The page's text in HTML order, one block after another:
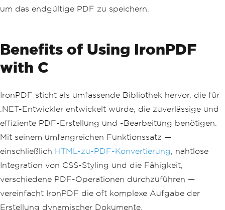
um das endgültige PDF zu speichern.
Benefits of Using IronPDF
with C
IronPDF sticht als umfassende Bibliothek hervor, die für
.NET-Entwickler entwickelt wurde, die zuverlässige und
effiziente PDF-Erstellung und -Bearbeitung benötigen.
Mit seinem umfangreichen Funktionssatz —
einschließlich HTML-zu-PDF-Konvertierung, nahtlose
Integration von CSS-Styling und die Fähigkeit,
verschiedene PDF-Operationen durchzuführen —
vereinfacht IronPDF die oft komplexe Aufgabe der
Erstellung dynamischer Dokumente.